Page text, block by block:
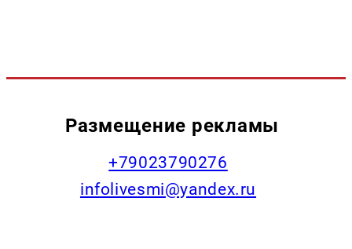
Размещение рекламы
+79023790276
infolivesmi@yandex.ru